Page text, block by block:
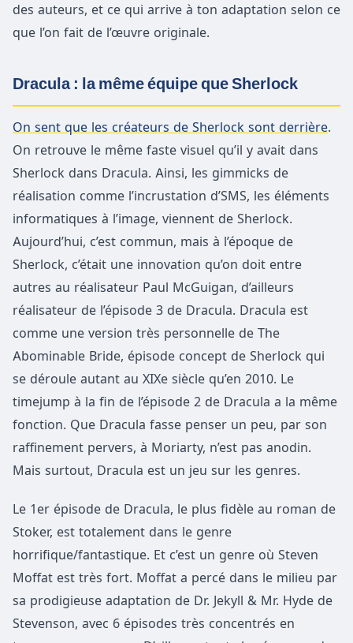
des auteurs, et ce qui arrive à ton adaptation selon ce
que l’on fait de l’œuvre originale.
Dracula : la même équipe que Sherlock
On sent que les créateurs de Sherlock sont derrière.
On retrouve le même faste visuel qu’il y avait dans
Sherlock dans Dracula. Ainsi, les gimmicks de
réalisation comme l’incrustation d’SMS, les éléments
informatiques à l’image, viennent de Sherlock.
Aujourd’hui, c’est commun, mais à l’époque de
Sherlock, c’était une innovation qu’on doit entre
autres au réalisateur Paul McGuigan, d’ailleurs
réalisateur de l’épisode 3 de Dracula. Dracula est
comme une version très personnelle de The
Abominable Bride, épisode concept de Sherlock qui
se déroule autant au XIXe siècle qu’en 2010. Le
timejump à la fin de l’épisode 2 de Dracula a la même
fonction. Que Dracula fasse penser un peu, par son
raffinement pervers, à Moriarty, n’est pas anodin.
Mais surtout, Dracula est un jeu sur les genres.
Le 1er épisode de Dracula, le plus fidèle au roman de
Stoker, est totalement dans le genre
horrifique/fantastique. Et c’est un genre où Steven
Moffat est très fort. Moffat a percé dans le milieu par
sa prodigieuse adaptation de Dr. Jekyll & Mr. Hyde de
Stevenson, avec 6 épisodes très concentrés en